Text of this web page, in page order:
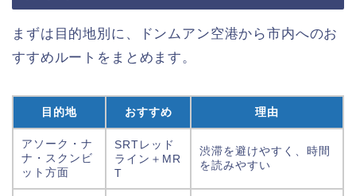
まずは目的地別に、ドンムアン空港から市内へのお
すすめルートをまとめます。
目的地 おすすめ 理由
アソーク・ナ
ナ・スクンビ
ット方面
SRTレッド
ライン＋MR
T
渋滞を避けやすく、時間
を読みやすい